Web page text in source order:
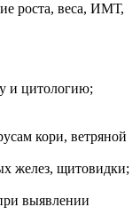
роста, веса, ИМТ,
и цитологию;
кори, ветряной
желез, щитовидки;
выявлении